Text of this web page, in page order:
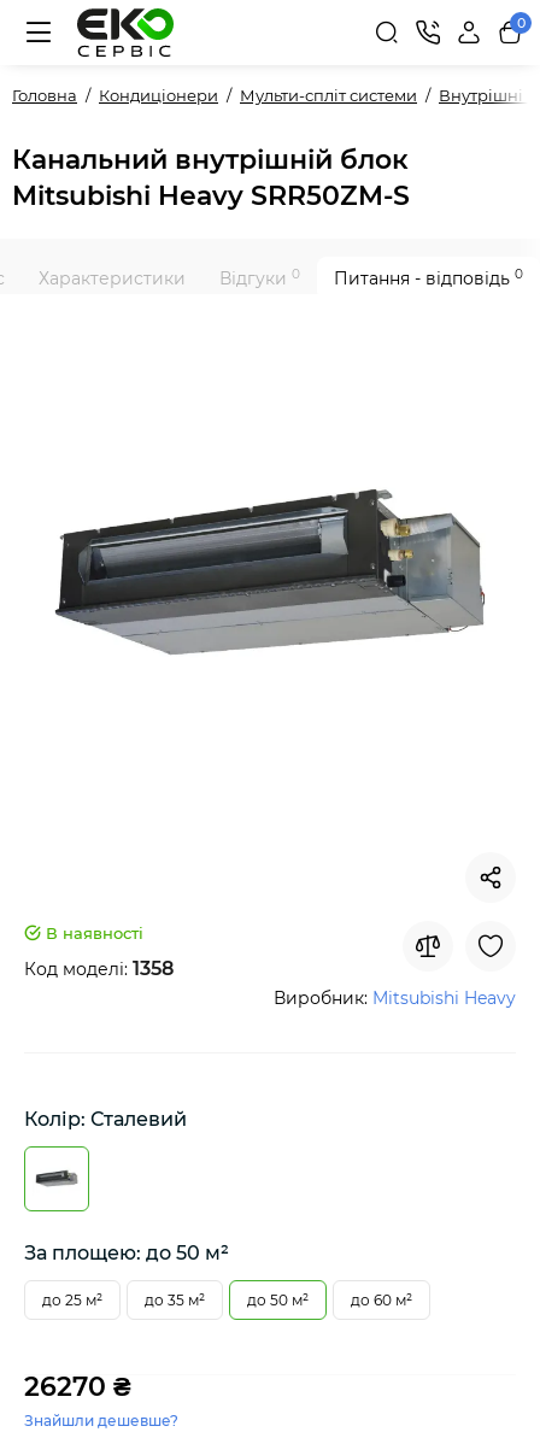
0
Головна Кондиціонери Мульти-спліт системи Внутрішні
Канальний внутрішній блок
Mitsubishi Heavy SRR50ZM-S
Характеристики Відгуки 0 Питання - відповідь 0
В наявності
Код моделі: 1358
Виробник: Mitsubishi Heavy
Колір: Сталевий
За площею: до 50 м²
до 25 м² до 35 м² до 50 м² до 60 м²
26270 ₴
Знайшли дешевше?